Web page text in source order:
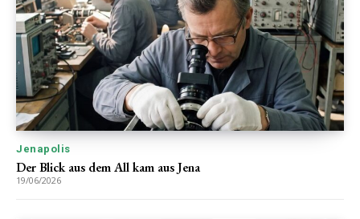
Jenapolis
Der Blick aus dem All kam aus Jena
19/06/2026